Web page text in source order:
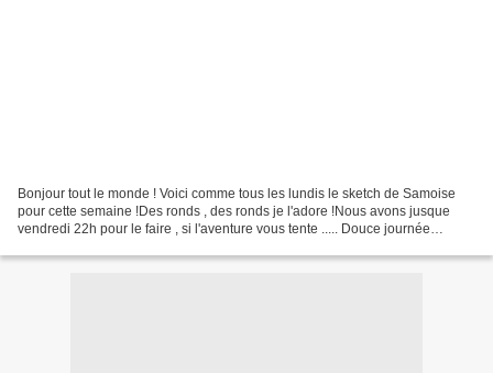
Bonjour tout le monde ! Voici comme tous les lundis le sketch de Samoise
pour cette semaine !Des ronds , des ronds je l'adore !Nous avons jusque
vendredi 22h pour le faire , si l'aventure vous tente ..... Douce journée